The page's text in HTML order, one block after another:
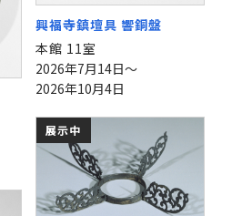
興福寺鎮壇具 響銅盤
本館 11室
2026年7月14日～
2026年10月4日
展示中